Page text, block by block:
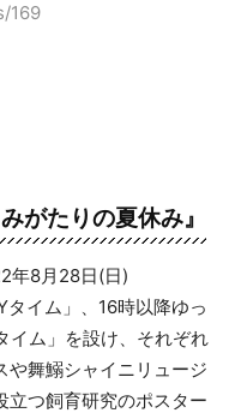
169
がたりの夏休み』
年8月28日(日)
イム」、16時以降ゆっ
イム」を設け、それぞれ
や舞鰯シャイニリュージ
立つ飼育研究のポスター